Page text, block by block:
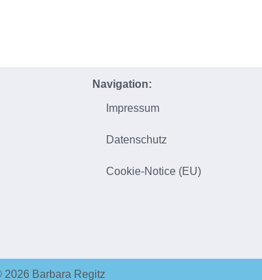
Navigation:
Impressum
Datenschutz
Cookie-Notice (EU)
2026 Barbara Regitz